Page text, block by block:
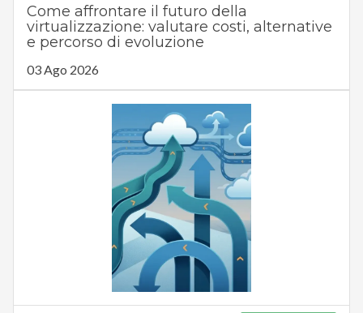
Come affrontare il futuro della
virtualizzazione: valutare costi, alternative
e percorso di evoluzione
03 Ago 2026